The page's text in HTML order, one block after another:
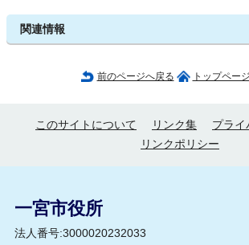
関連情報
前のページへ戻る トップペー
このサイトについて リンク集
プライ
リンクポリシー
一宮市役所
法人番号:3000020232033